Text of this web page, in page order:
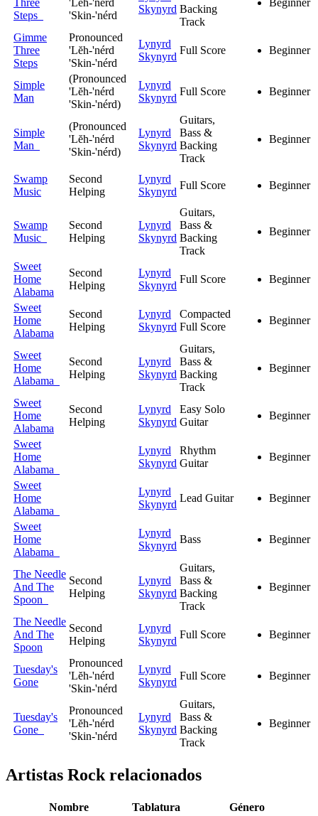
Three
Steps
'Lĕh-'nérd
'Skin-'nérd
Skynyrd Backing
Track
Beginner
Gimme
Three
Steps
Pronounced
'Lĕh-'nérd
'Skin-'nérd
Lynyrd
Skynyrd
Full Score Beginner
Simple
Man
(Pronounced
'Lĕh-'nérd
'Skin-'nérd)
Lynyrd
Skynyrd
Full Score Beginner
Simple
Man
(Pronounced
'Lĕh-'nérd
'Skin-'nérd)
Lynyrd
Skynyrd
Guitars,
Bass &
Backing
Track
Beginner
Swamp
Music
Second
Helping
Lynyrd
Skynyrd
Full Score Beginner
Swamp
Music
Second
Helping
Lynyrd
Skynyrd
Guitars,
Bass &
Backing
Track
Beginner
Sweet
Home
Alabama
Second
Helping
Lynyrd
Skynyrd
Full Score Beginner
Sweet
Home
Alabama
Second
Helping
Lynyrd
Skynyrd
Compacted
Full Score
Beginner
Sweet
Home
Alabama
Second
Helping
Lynyrd
Skynyrd
Guitars,
Bass &
Backing
Track
Beginner
Sweet
Home
Alabama
Second
Helping
Lynyrd
Skynyrd
Easy Solo
Guitar
Beginner
Sweet
Home
Alabama
Lynyrd
Skynyrd
Rhythm
Guitar
Beginner
Sweet
Home
Alabama
Lynyrd
Skynyrd
Lead Guitar Beginner
Sweet
Home
Alabama
Lynyrd
Skynyrd
Bass Beginner
The Needle
And The
Spoon
Second
Helping
Lynyrd
Skynyrd
Guitars,
Bass &
Backing
Track
Beginner
The Needle
And The
Spoon
Second
Helping
Lynyrd
Skynyrd
Full Score Beginner
Tuesday's
Gone
Pronounced
'Lĕh-'nérd
'Skin-'nérd
Lynyrd
Skynyrd
Full Score Beginner
Tuesday's
Gone
Pronounced
'Lĕh-'nérd
'Skin-'nérd
Lynyrd
Skynyrd
Guitars,
Bass &
Backing
Track
Beginner
Artistas Rockrelacionados
Nombre Tablatura
Género